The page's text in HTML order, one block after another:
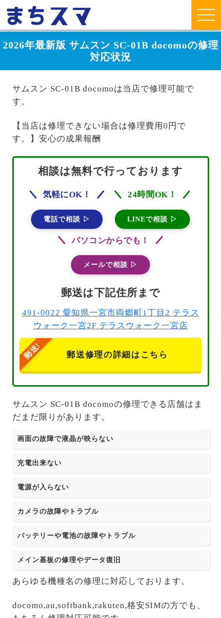
2026年最新版 サムスン SC-01B docomoの修理
対応状況
サムスン SC-01B docomoは当店で修理可能で
す。
【当店は修理できない場合は修理費用0円で
す。】安心の成果報酬
相談は無料で行っております
気軽にOK！
電話で相談 ▷
24時間OK！
LINEで相談 ▷
パソコンからでも！
メールで相談 ▷
郵送は下記住所まで
491-0022 愛知県一宮市両郷町1丁目2 テラス
ウォーク一宮2F テラスウォーク一宮店
郵送修理の詳細はこちら
サムスン SC-01B docomoの修理できる店舗はま
だまだ限りがあります。
画面の故障で液晶が映らない
充電出来ない
電源が入らない
カメラの故障やトラブル
バッテリーや電池の故障やトラブル
メイン基板の修理やデータ復旧
あらゆる機種名の修理に対応しております。
docomo,au,softbank,rakuten,格安SIMの方でも、